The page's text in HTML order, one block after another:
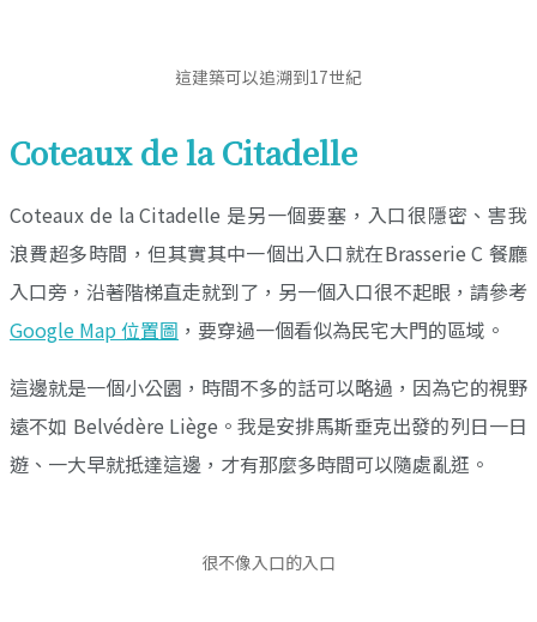
這建築可以追溯到17世紀
Coteaux de la Citadelle
Coteaux de la Citadelle 是另一個要塞，入口很隱密、害我
浪費超多時間，但其實其中一個出入口就在Brasserie C 餐廳
入口旁，沿著階梯直走就到了，另一個入口很不起眼，請參考
Google Map 位置圖 ，要穿過一個看似為民宅大門的區域。
這邊就是一個小公園，時間不多的話可以略過，因為它的視野
遠不如 Belvédère Liège。我是安排馬斯垂克出發的列日一日
遊、一大早就抵達這邊，才有那麼多時間可以隨處亂逛。
很不像入口的入口